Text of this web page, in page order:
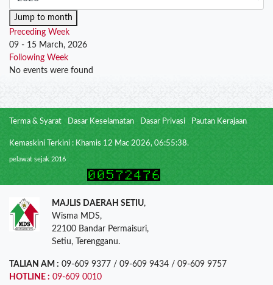
Jump to month
Preceding Week
09 - 15 March, 2026
Following Week
No events were found
Terma & Syarat Dasar Keselamatan Dasar Privasi Pautan Kerajaan
Kemaskini Terkini : Khamis 12 Mac 2026, 06:55:38.
pelawat sejak 2016
MAJLIS DAERAH SETIU,
Wisma MDS,
22100 Bandar Permaisuri,
Setiu, Terengganu.
TALIAN AM : 09-609 9377 / 09-609 9434 / 09-609 9757
HOTLINE : 09-609 0010